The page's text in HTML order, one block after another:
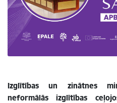
Izglītības un zinātnes
neformālās izglītības